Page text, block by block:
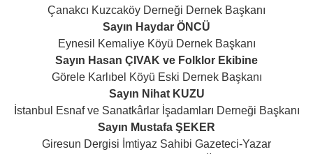
Çanakcı Kuzcaköy Derneği Dernek Başkanı
Sayın Haydar ÖNCÜ
Eynesil Kemaliye Köyü Dernek Başkanı
Sayın Hasan ÇIVAK ve Folklor Ekibine
Görele Karlıbel Köyü Eski Dernek Başkanı
Sayın Nihat KUZU
İstanbul Esnaf ve Sanatkârlar İşadamları Derneği Başkanı
Sayın Mustafa ŞEKER
Giresun Dergisi İmtiyaz Sahibi Gazeteci-Yazar